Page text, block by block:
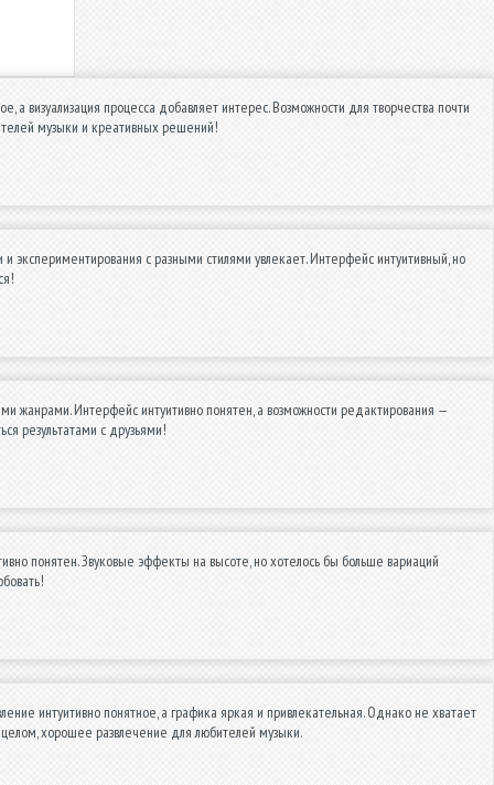
а визуализация процесса добавляет интерес. Возможности для творчества почти
музыки и креативных решений!
с разными стилями увлекает. Интерфейс интуитивный, но
жанрами. Интерфейс интуитивно понятен, а возможности редактирования —
результатами с друзьями!
понятен. Звуковые эффекты на высоте, но хотелось бы больше вариаций
интуитивно понятное, а графика яркая и привлекательная. Однако не хватает
целом, хорошее развлечение для любителей музыки.